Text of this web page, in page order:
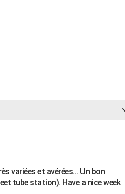
variées et avérées... Un bon
tube station). Have a nice week